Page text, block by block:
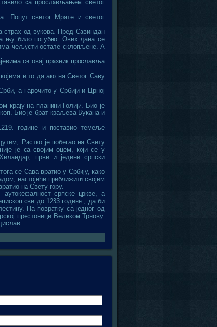
са прослављањем светог
Попут светог Мрате и светог
страх од вукова. Пред Савиндан
њу било погубно. Ових дана се
чељусти остале склопљене. А
се овај празник прославља
и то да ако на Светог Саву
а нарочито у Србији и Црној
крају на планини Голији. Био је
Био је брат краљева Вукана и
године и поставио темеље
Растко је побегао на Свету
је са својим оцем, који се у
први и једини српски
се Сава вратио у Србију, како
настојећи приближити својим
на Свету гору.
аутокефалност српске цркве, а
све до 1233.године , да би
На повратку са једног од
престоници Великом Трнову.